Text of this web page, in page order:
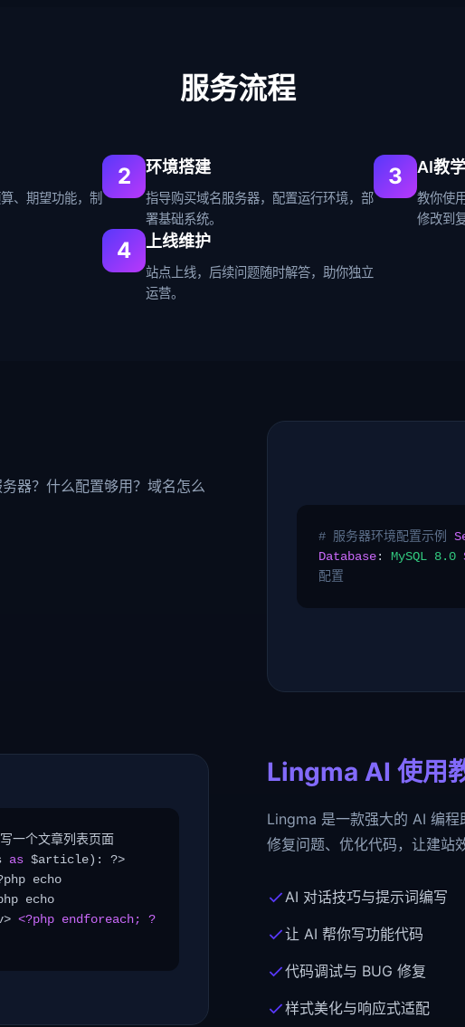
服务流程
、期望功能，制
2 环境搭建
指导购买域名服务器，配置运行环境，部
署基础系统。
3 AI教学
教你使
修改到
4 上线维护
站点上线，后续问题随时解答，助你独立
运营。
器？什么配置够用？域名怎么
# 服务器环境配置示例
Database: MySQL 8.0
配置
Lingma AI 使用
Lingma 是一款强大的 AI 编程
修复问题、优化代码，让建站
AI 对话技巧与提示词编写
让 AI 帮你写功能代码
代码调试与 BUG 修复
样式美化与响应式适配
一个文章列表页面
as $article): ?>
echo
echo
<?php endforeach; ?